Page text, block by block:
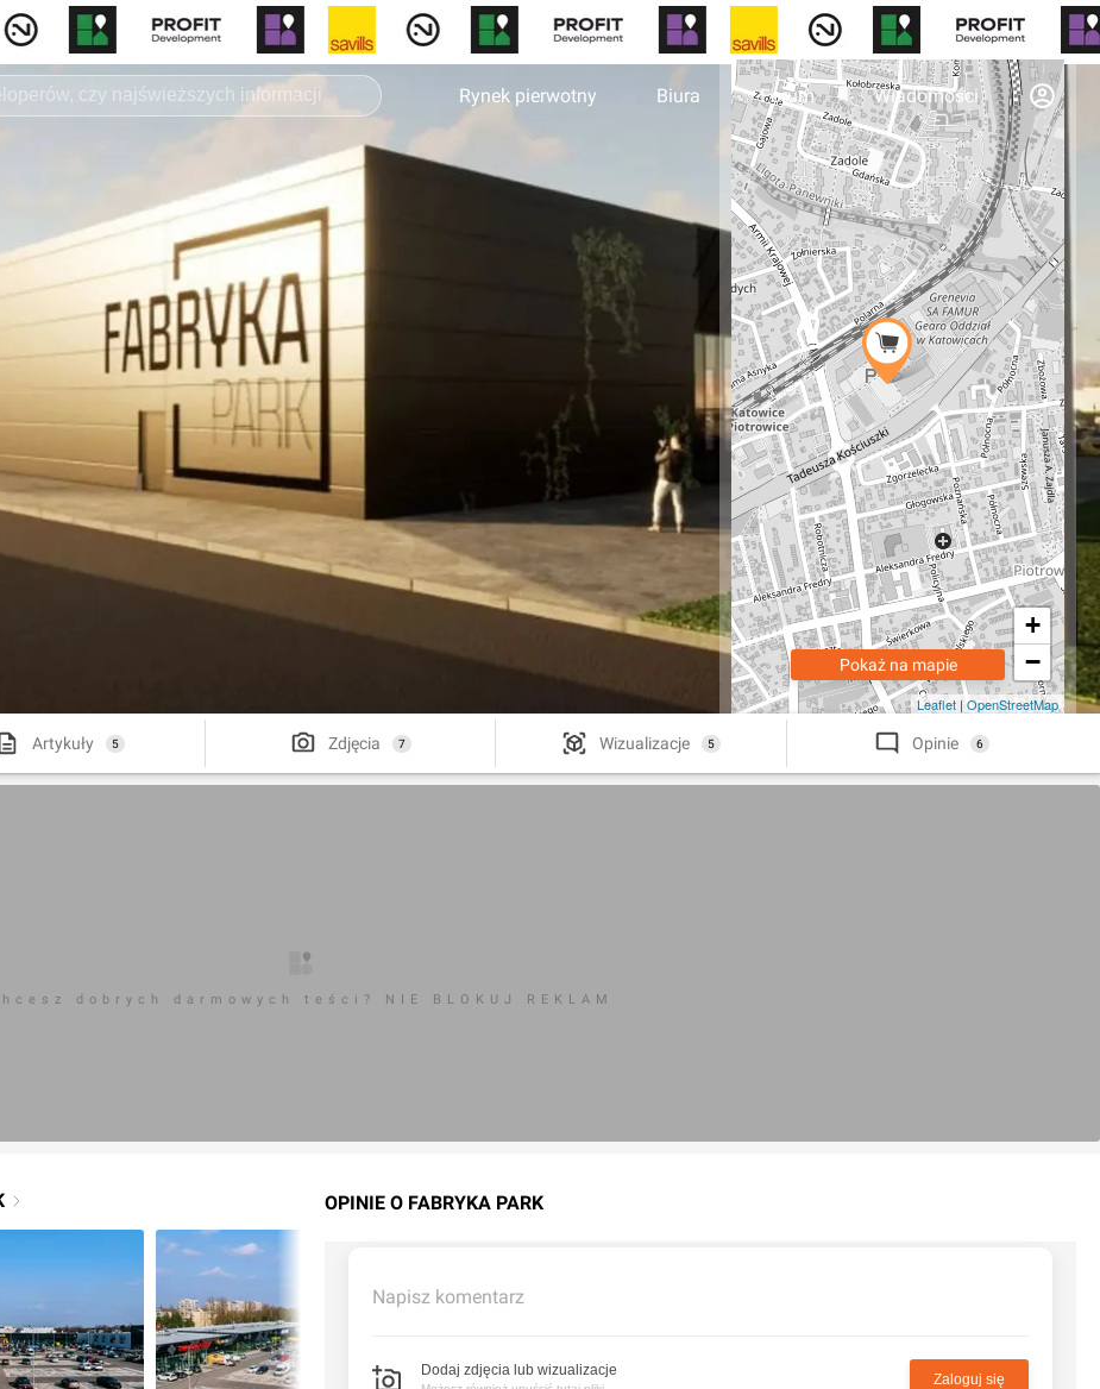
Rynek pierwotny Biura Forum Wiadomości
+
−
Leaflet | OpenStreetMap
Pokaż na mapie
Artykuły 5 Zdjęcia 7 Wizualizacje 5 Opinie 6
dobrych darmowych teści? NIE BLOKUJ REKLAM
OPINIE O FABRYKA PARK
Napisz komentarz
Dodaj zdjęcia lub wizualizacje
Zaloguj się